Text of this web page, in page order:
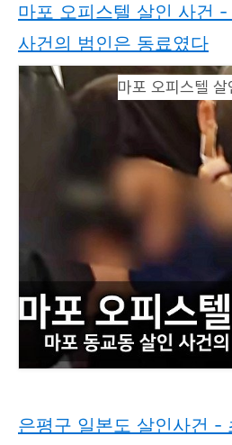
마포 오피스텔 살인 사건
사건의 범인은 동료였다
은평구 일본도 살인사건 -